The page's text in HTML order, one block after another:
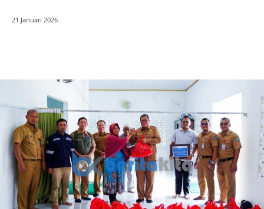
21 Januari 2026